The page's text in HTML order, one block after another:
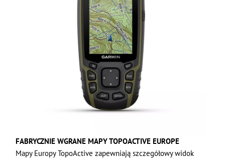
FABRYCZNIE WGRANE MAPY TOPOACTIVE EUROPE
Mapy Europy TopoActive zapewniają szczegółowy widok